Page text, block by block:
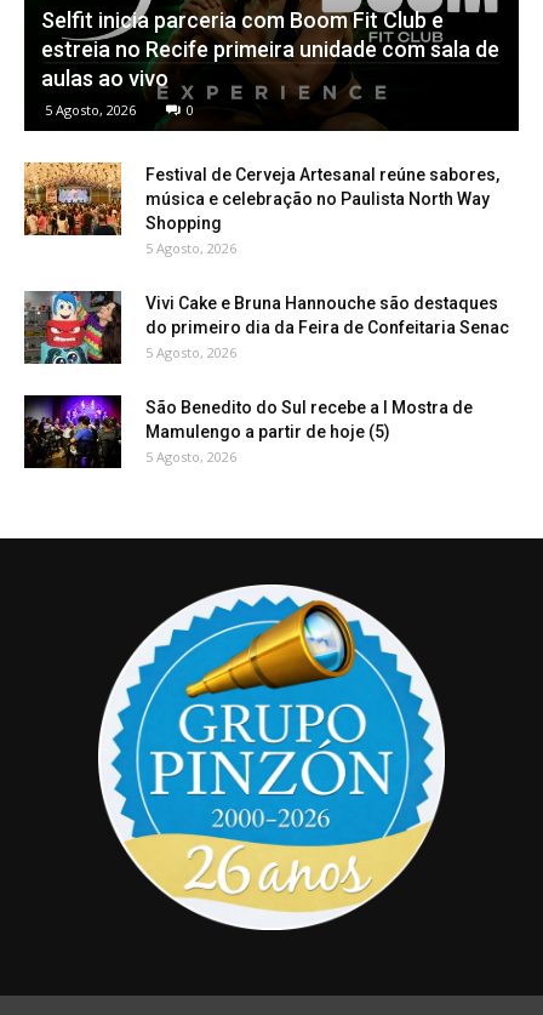
Selfit inicia parceria com Boom Fit Club e
estreia no Recife primeira unidade com sala de
aulas ao vivo
5 Agosto, 2026 0
Festival de Cerveja Artesanal reúne sabores,
música e celebração no Paulista North Way
Shopping
5 Agosto, 2026
Vivi Cake e Bruna Hannouche são destaques
do primeiro dia da Feira de Confeitaria Senac
5 Agosto, 2026
São Benedito do Sul recebe a I Mostra de
Mamulengo a partir de hoje (5)
5 Agosto, 2026